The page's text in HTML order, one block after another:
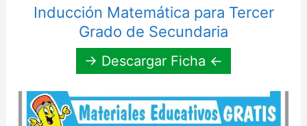
Inducción Matemática para Tercer
Grado de Secundaria
→ Descargar Ficha ←